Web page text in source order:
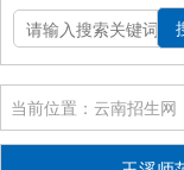
当前位置：云南招生网